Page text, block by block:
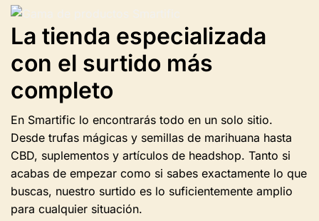
pueden
seleccionar
en
la
página
del
producto.
La tienda especializada
con el surtido más
completo
En Smartific lo encontrarás todo en un solo sitio.
Desde trufas mágicas y semillas de marihuana hasta
CBD, suplementos y artículos de headshop. Tanto si
acabas de empezar como si sabes exactamente lo que
buscas, nuestro surtido es lo suficientemente amplio
para cualquier situación.